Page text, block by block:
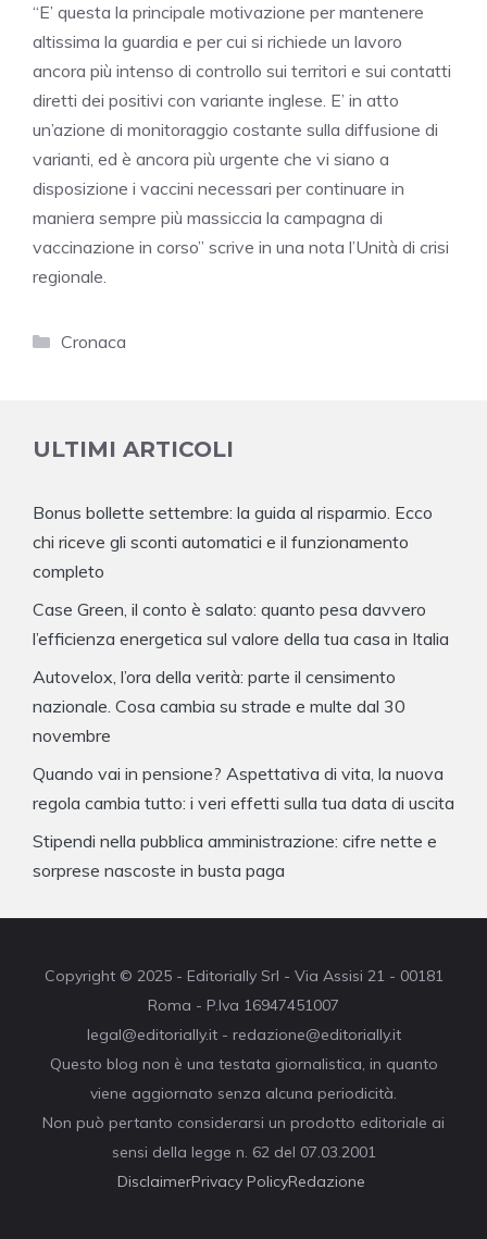
“E’ questa la principale motivazione per mantenere
altissima la guardia e per cui si richiede un lavoro
ancora più intenso di controllo sui territori e sui contatti
diretti dei positivi con variante inglese. E’ in atto
un’azione di monitoraggio costante sulla diffusione di
varianti, ed è ancora più urgente che vi siano a
disposizione i vaccini necessari per continuare in
maniera sempre più massiccia la campagna di
vaccinazione in corso” scrive in una nota l’Unità di crisi
regionale.
Categorie
Cronaca
ULTIMI ARTICOLI
Bonus bollette settembre: la guida al risparmio. Ecco
chi riceve gli sconti automatici e il funzionamento
completo
Case Green, il conto è salato: quanto pesa davvero
l’efficienza energetica sul valore della tua casa in Italia
Autovelox, l’ora della verità: parte il censimento
nazionale. Cosa cambia su strade e multe dal 30
novembre
Quando vai in pensione? Aspettativa di vita, la nuova
regola cambia tutto: i veri effetti sulla tua data di uscita
Stipendi nella pubblica amministrazione: cifre nette e
sorprese nascoste in busta paga
Copyright © 2025 - Editorially Srl - Via Assisi 21 - 00181
Roma - P.Iva 16947451007
legal@editorially.it - redazione@editorially.it
Questo blog non è una testata giornalistica, in quanto
viene aggiornato senza alcuna periodicità.
Non può pertanto considerarsi un prodotto editoriale ai
sensi della legge n. 62 del 07.03.2001
DisclaimerPrivacy PolicyRedazione